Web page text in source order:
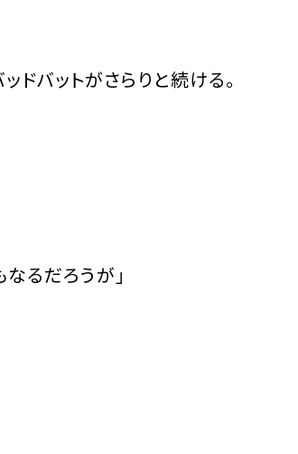
バットがさらりと続ける。
るだろうが」